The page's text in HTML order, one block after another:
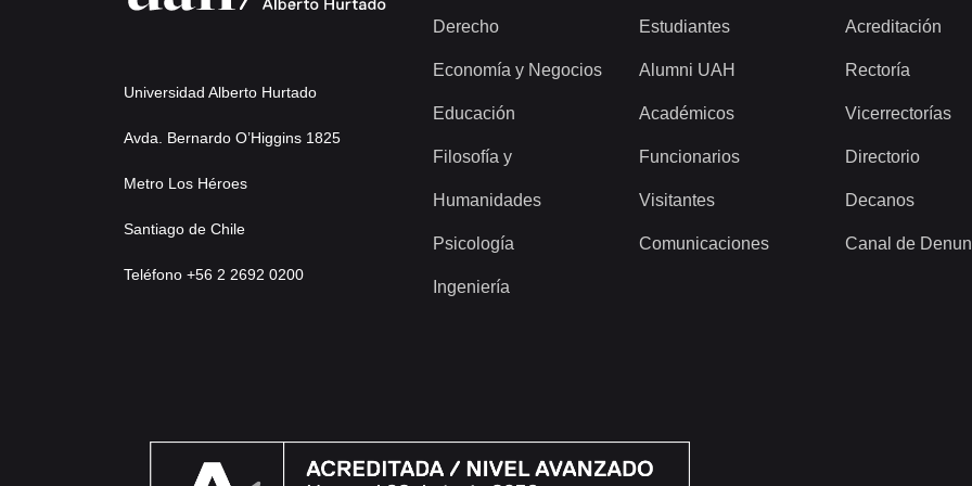
Universidad Alberto Hurtado
Avda. Bernardo O’Higgins 1825
Metro Los Héroes
Santiago de Chile
Teléfono +56 2 2692 0200
Derecho
Economía y Negocios
Educación
Filosofía y
Humanidades
Psicología
Ingeniería
Estudiantes
Alumni UAH
Académicos
Funcionarios
Visitantes
Comunicaciones
Acreditación
Rectoría
Vicerrectorías
Directorio
Decanos
Canal de